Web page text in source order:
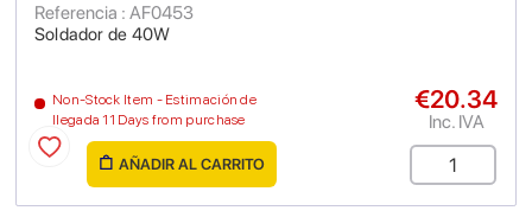
Soldador de 40W
Referencia : AF0453
Non-Stock Item - Estimación de
llegada 11 Days from purchase
€20.34
Inc. IVA
AÑADIR AL CARRITO